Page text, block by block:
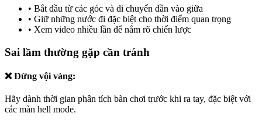
• Bắt đầu từ các góc và di chuyển dần vào giữa
• Giữ những nước đi đặc biệt cho thời điểm quan trọng
• Xem video nhiều lần để nắm rõ chiến lược
Sai lầm thường gặp cần tránh
❌ Đừng vội vàng:
Hãy dành thời gian phân tích bàn chơi trước khi ra tay, đặc biệt với
các màn hell mode.